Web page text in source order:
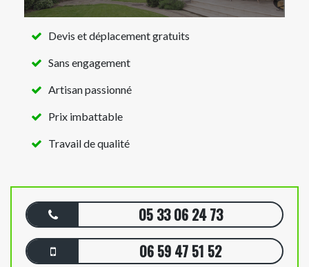
Devis et déplacement gratuits
Sans engagement
Artisan passionné
Prix imbattable
Travail de qualité
05 33 06 24 73
06 59 47 51 52